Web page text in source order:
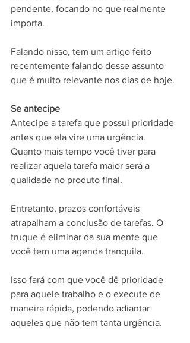
pendente, focando no que realmente
importa.
Falando nisso, tem um artigo feito
recentemente falando desse assunto
que é muito relevante nos dias de hoje.
Se antecipe
Antecipe a tarefa que possui prioridade
antes que ela vire uma urgência.
Quanto mais tempo você tiver para
realizar aquela tarefa maior será a
qualidade no produto final.
Entretanto, prazos confortáveis
atrapalham a conclusão de tarefas. O
truque é eliminar da sua mente que
você tem uma agenda tranquila.
Isso fará com que você dê prioridade
para aquele trabalho e o execute de
maneira rápida, podendo adiantar
aqueles que não tem tanta urgência.